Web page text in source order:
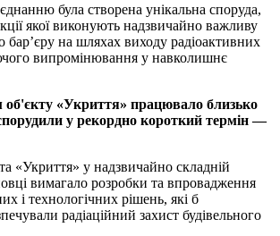
була створена унікальна споруда,
якої виконують надзвичайно важливу
бар’єру на шляхах виходу радіоактивних
випромінювання у навколишнє
об'єкту «Укриття» працювало близько
у рекордно короткий термін —
«Укриття» у надзвичайно складній
вимагало розробки та впровадження
і технологічних рішень, які б
радіаційний захист будівельного